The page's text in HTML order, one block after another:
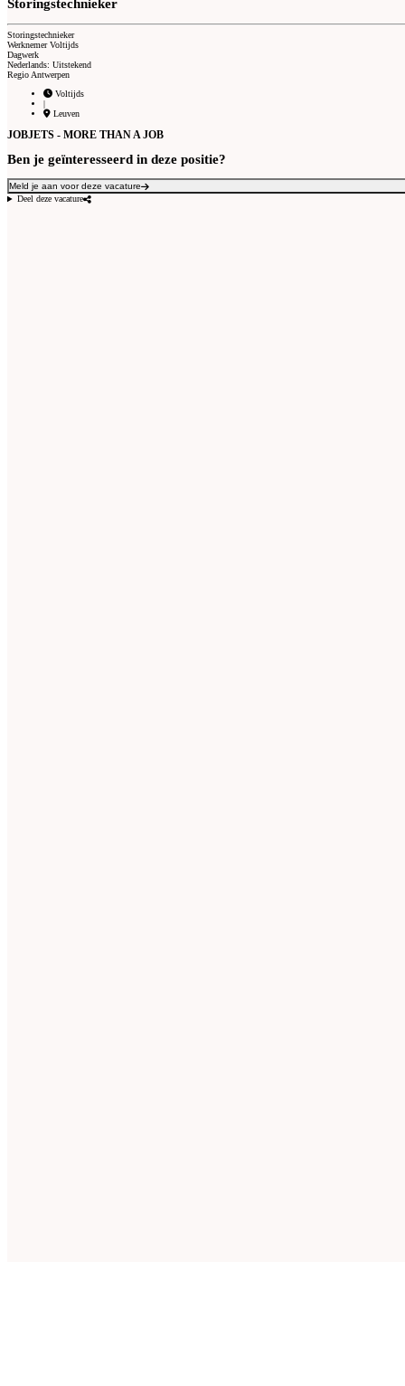
Storingstechnieker
Storingstechnieker
Werknemer Voltijds
Dagwerk
Nederlands: Uitstekend
Regio Antwerpen
Voltijds
|
Leuven
JOBJETS - MORE THAN A JOB
Ben je geïnteresseerd in deze positie?
Meld je aan voor deze vacature
Deel deze vacature